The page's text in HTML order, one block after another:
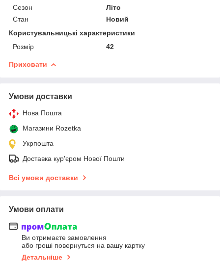
Сезон
Літо
Стан
Новий
Користувальницькі характеристики
Розмір
42
Приховати
Умови доставки
Нова Пошта
Магазини Rozetka
Укрпошта
Доставка кур'єром Нової Пошти
Всі умови доставки
Умови оплати
Ви отримаєте замовлення
або гроші повернуться на вашу картку
Детальніше